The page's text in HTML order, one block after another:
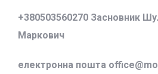
+380503560270 Засновник
Маркович
електронна пошта office@